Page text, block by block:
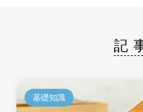
記
基礎知識